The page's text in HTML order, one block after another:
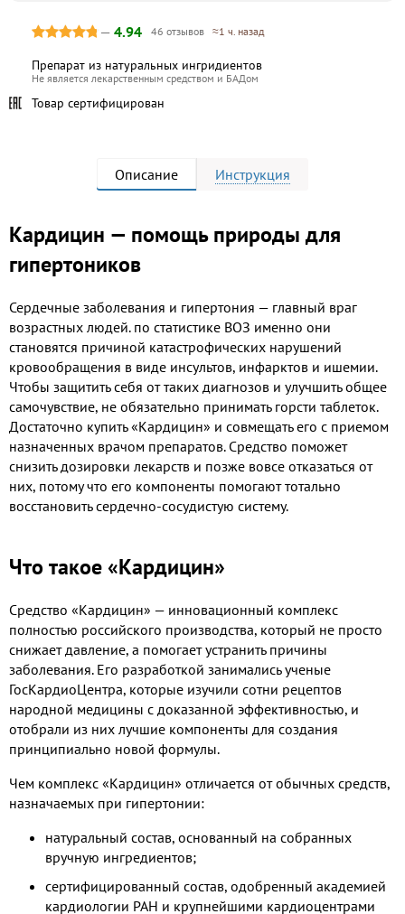
— 4.94 46 отзывов ≈1 ч. назад
Препарат из натуральных ингридиентов
Не является лекарственным средством и БАДом
Товар сертифицирован
Описание Инструкция
Кардицин — помощь природы для
гипертоников
Сердечные заболевания и гипертония — главный враг
возрастных людей. по статистике ВОЗ именно они
становятся причиной катастрофических нарушений
кровообращения в виде инсультов, инфарктов и ишемии.
Чтобы защитить себя от таких диагнозов и улучшить общее
самочувствие, не обязательно принимать горсти таблеток.
Достаточно купить «Кардицин» и совмещать его с приемом
назначенных врачом препаратов. Средство поможет
снизить дозировки лекарств и позже вовсе отказаться от
них, потому что его компоненты помогают тотально
восстановить сердечно-сосудистую систему.
Что такое «Кардицин»
Средство «Кардицин» — инновационный комплекс
полностью российского производства, который не просто
снижает давление, а помогает устранить причины
заболевания. Его разработкой занимались ученые
ГосКардиоЦентра, которые изучили сотни рецептов
народной медицины с доказанной эффективностью, и
отобрали из них лучшие компоненты для создания
принципиально новой формулы.
Чем комплекс «Кардицин» отличается от обычных средств,
назначаемых при гипертонии:
натуральный состав, основанный на собранных
вручную ингредиентов;
сертифицированный состав, одобренный академией
кардиологии РАН и крупнейшими кардиоцентрами